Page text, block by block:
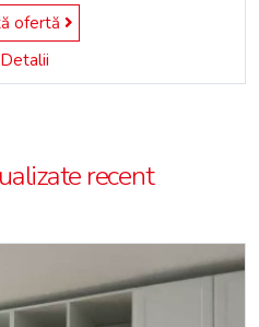
ofertă
Detalii
recent